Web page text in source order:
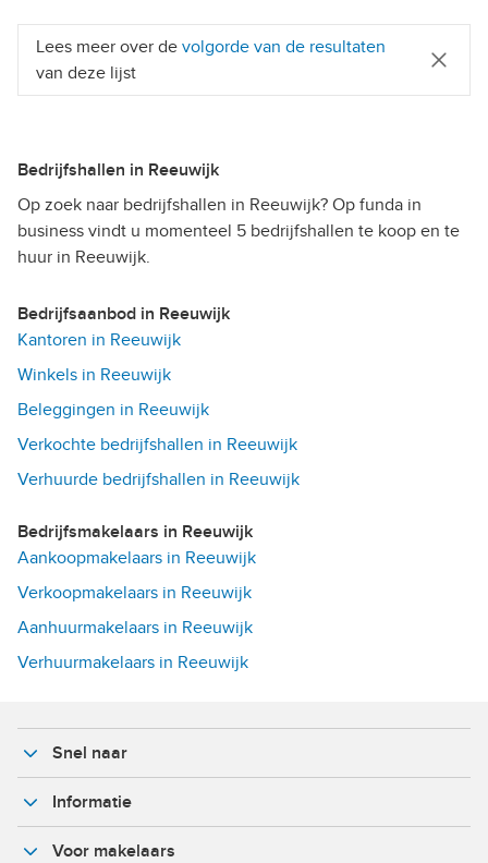
Lees meer over de volgorde van de resultaten
van deze lijst
Bedrijfshallen in Reeuwijk
Op zoek naar bedrijfshallen in Reeuwijk? Op funda in
business vindt u momenteel 5 bedrijfshallen te koop en te
huur in Reeuwijk.
Bedrijfsaanbod in Reeuwijk
Kantoren in Reeuwijk
Winkels in Reeuwijk
Beleggingen in Reeuwijk
Verkochte bedrijfshallen in Reeuwijk
Verhuurde bedrijfshallen in Reeuwijk
Bedrijfsmakelaars in Reeuwijk
Aankoopmakelaars in Reeuwijk
Verkoopmakelaars in Reeuwijk
Aanhuurmakelaars in Reeuwijk
Verhuurmakelaars in Reeuwijk
Snel naar
Informatie
Voor makelaars